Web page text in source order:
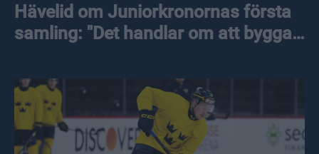
Hävelid om Juniorkronornas första
samling: "Det handlar om att bygga
Tre svenska juniorlandslag drar i gång säsongen